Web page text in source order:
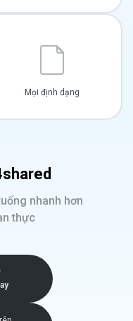
Mọi định dạng
nhanh hơn
thực